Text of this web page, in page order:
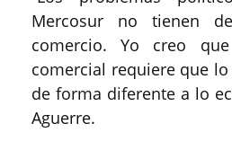
Mercosur no tienen
comercio. Yo creo
comercial requiere que
de forma diferente a lo
Aguerre.